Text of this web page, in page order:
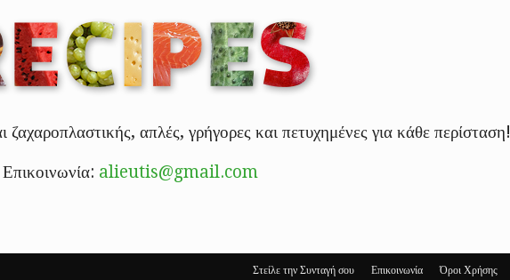
ζαχαροπλαστικής, απλές, γρήγορες και πετυχημένες για κάθε περίσταση!
Επικοινωνία: alieutis@gmail.com
Στείλε την Συνταγή σου Επικοινωνία Όροι Χρήσης